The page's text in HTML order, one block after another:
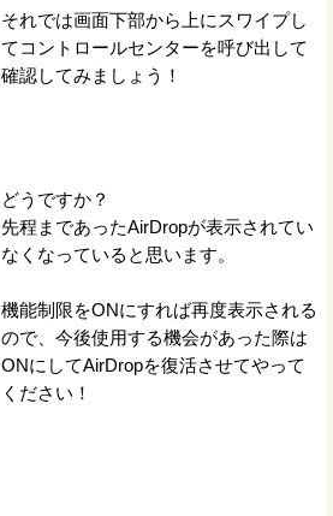
それでは画面下部から上にスワイプし
てコントロールセンターを呼び出して
確認してみましょう！
どうですか？
先程まであったAirDropが表示されてい
なくなっていると思います。
機能制限をONにすれば再度表示される
ので、今後使用する機会があった際は
ONにしてAirDropを復活させてやって
ください！